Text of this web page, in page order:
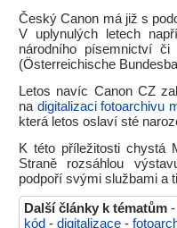
Český Canon má již s
V uplynulých letech
národního písemnictví
(Österreichische
Letos navíc Canon CZ
na digitalizaci fotoarchivu
která letos oslaví sté
K této příležitosti chystá
Straně rozsáhlou
podpoří svými službami a
Další články k tématům -
kód - digitalizace -